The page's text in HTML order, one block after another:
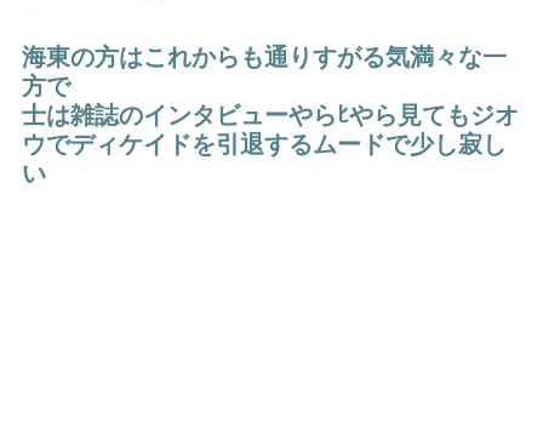
海東の方はこれからも通りすがる気満々な一
方で
士は雑誌のインタビューやらﾋやら見てもジオ
ウでディケイドを引退するムードで少し寂し
い